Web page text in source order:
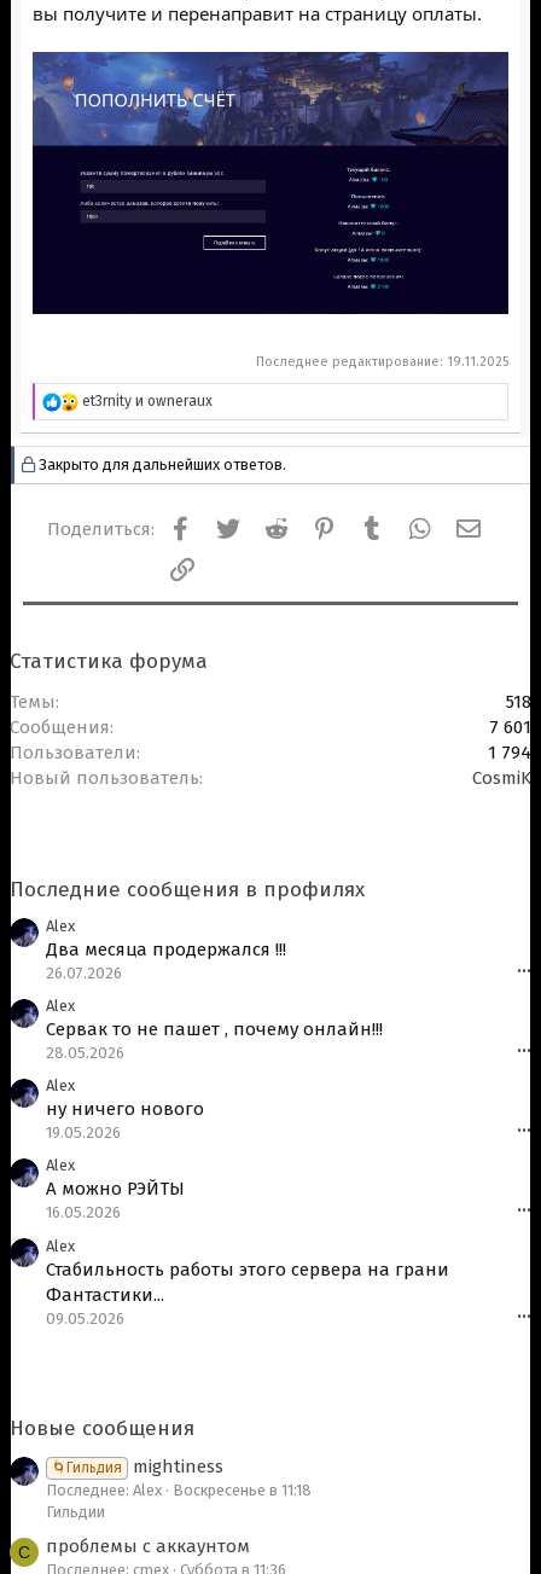
вы получите и перенаправит на страницу оплаты.
Последнее редактирование: 19.11.2025
Р
е
а
:
et3rnityи owneraux
Закрыто для дальнейших ответов.
Поделиться: Facebook
TwitterReddit PinterestTumblrWhatsApp
Ссылка
Статистика форума
Темы
518
Сообщения
7 601
Пользователи
1 794
Новый пользователь
CosmiK
Последние сообщения в профилях
Alex
Два месяца продержался !!!
26.07.2026 •••
Alex
Сервак то не пашет , почему онлайн!!!
28.05.2026 •••
Alex
ну ничего нового
19.05.2026 •••
Alex
А можно РЭЙТЫ
16.05.2026 •••
Alex
Стабильность работы этого сервера на грани
Фантастики...
09.05.2026 •••
Новые сообщения
🌀Гильдия mightiness
Последнее: Alex
Воскресенье в 11:18
Гильдии
C проблемы с аккаунтом
Последнее: cmex Суббота в 11:36